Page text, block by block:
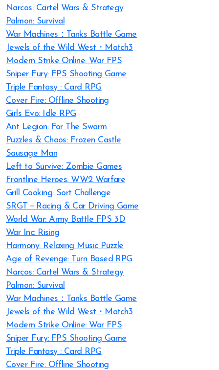
Narcos: Cartel Wars & Strategy
Palmon: Survival
War Machines：Tanks Battle Game
Jewels of the Wild West・Match3
Modern Strike Online: War FPS
Sniper Fury: FPS Shooting Game
Triple Fantasy : Card RPG
Cover Fire: Offline Shooting
Girls Evo: Idle RPG
Ant Legion: For The Swarm
Puzzles & Chaos: Frozen Castle
Sausage Man
Left to Survive: Zombie Games
Frontline Heroes: WW2 Warfare
Grill Cooking: Sort Challenge
SRGT－Racing & Car Driving Game
World War: Army Battle FPS 3D
War Inc: Rising
Harmony: Relaxing Music Puzzle
Age of Revenge: Turn Based RPG
Narcos: Cartel Wars & Strategy
Palmon: Survival
War Machines：Tanks Battle Game
Jewels of the Wild West・Match3
Modern Strike Online: War FPS
Sniper Fury: FPS Shooting Game
Triple Fantasy : Card RPG
Cover Fire: Offline Shooting